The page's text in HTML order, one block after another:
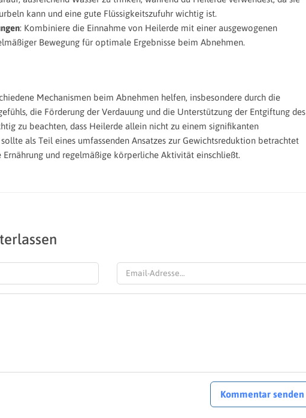
kann und eine gute Flüssigkeitszufuhr wichtig ist.
: Kombiniere die Einnahme von Heilerde mit einer ausgewogenen
Bewegung für optimale Ergebnisse beim Abnehmen.
Mechanismen beim Abnehmen helfen, insbesondere durch die
die Förderung der Verdauung und die Unterstützung der Entgiftung des
zu beachten, dass Heilerde allein nicht zu einem signifikanten
als Teil eines umfassenden Ansatzes zur Gewichtsreduktion betrachtet
Ernährung und regelmäßige körperliche Aktivität einschließt.
Kommentar senden